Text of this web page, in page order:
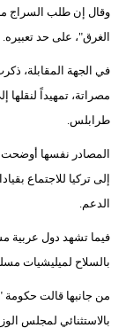
وقال إن طلب السراج من
الغرق"، على حد تعبيره.
في الجهة المقابلة،
مصراتة، تمهيداً
طرابلس.
المصادر نفسها أوضحت
إلى تركيا للاجتماع
الدعم.
فيما تشهد دول عربية
بالسلاح لميليشيات
من جانبها قالت حكومة
بالاستثنائي لمجلس